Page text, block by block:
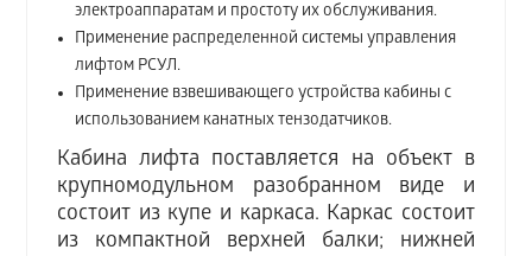
электроаппаратам и простоту их обслуживания.
Применение распределенной системы управления
лифтом РСУЛ.
Применение взвешивающего устройства кабины с
использованием канатных тензодатчиков.
Кабина лифта поставляется на объект в
крупномодульном разобранном виде и
состоит из купе и каркаса. Каркас состоит
из компактной верхней балки; нижней